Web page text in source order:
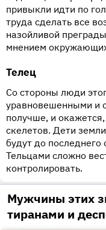
привыкли идти по
труда сделать все
назойливой
мнением
Телец
Со стороны люди
уравновешенными и
получше, и
скелетов. Дети
будут до последнего
Тельцами сложно
контролировать.
Мужчины этих
тиранами и